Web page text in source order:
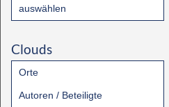
auswählen
Clouds
Orte
Autoren / Beteiligte